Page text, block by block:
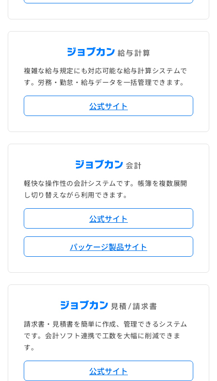
複雑な給与規定にも対応可能な給与計算システムで
す。労務・勤怠・給与データを一括管理できます。
公式サイト
軽快な操作性の会計システムです。帳簿を複数展開
し切り替えながら利用できます。
公式サイト
パッケージ製品サイト
請求書・見積書を簡単に作成、管理できるシステム
です。会計ソフト連携で工数を大幅に削減できま
す。
公式サイト